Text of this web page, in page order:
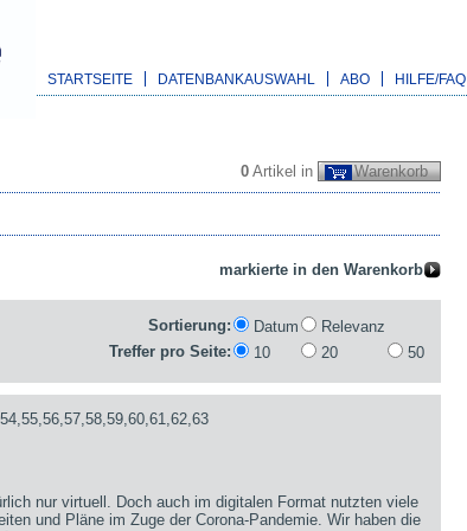
STARTSEITE DATENBANKAUSWAHL ABO HILFE/FAQ
0 Artikel in Warenkorb
Sortierung: Datum
Relevanz
Treffer pro Seite:
10 20 50
nur virtuell. Doch auch im digitalen Format nutzten viele
und Pläne im Zuge der Corona-Pandemie. Wir haben die